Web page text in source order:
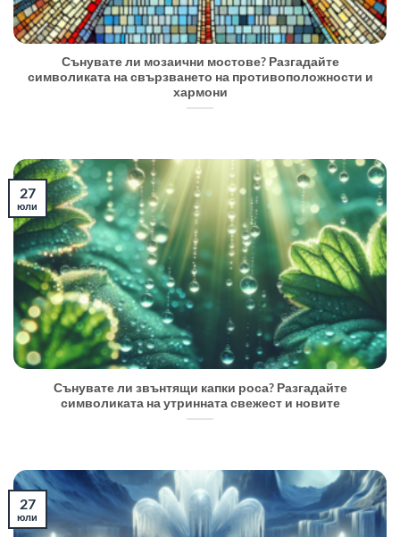
Сънувате ли мозаични мостове? Разгадайте
символиката на свързването на противоположности и
хармони
Сънувате ли звънтящи капки роса? Разгадайте
символиката на утринната свежест и новите
27
юли
27
юли